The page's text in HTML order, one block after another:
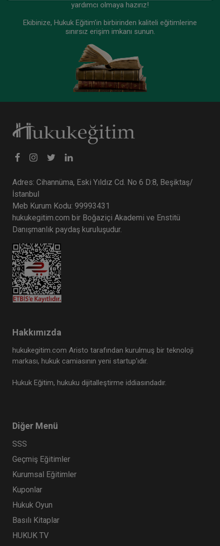
İşçilik Alacakları ve Tazminatları - II - III. İş
Hukuku Kongresi - VIII. Oturum
Sepete Ekle
Tüketici Hukuku Enstitüsü
Sosyal Güvenlik Hukuku - III. İş Hukuku Kongresi
- VI. Oturum
360 TL
Tüketici Hukuku Enstitüsü
Kongresi - V. Oturum
360 TL
Tüketici Hukuku Enstitüsü
yardımcı olmaya hazırız!
Ekibinize, Hukuk Eğitim’in birbirinden kaliteli eğitimlerine
sınırsız erişim imkanı sunun.
Adres: Cihannüma, Eski Yıldız Cd. No 6 D:8, Beşiktaş/
İstanbul
Meb Kurum Kodu: 99993431
hukukegitim.com bir Boğaziçi Akademi ve Enstitü
Danışmanlık paydaş kuruluşudur.
Hakkımızda
hukukegitim.com Aristo tarafından kurulmuş bir teknoloji
markası, hukuk camiasının yeni startup’ıdır.
Hukuk Eğitim, hukuku dijitalleştirme iddiasındadır.
Diğer Menü
SSS
Geçmiş Eğitimler
Kurumsal Eğitimler
Kuponlar
Hukuk Oyun
Basılı Kitaplar
HUKUK TV